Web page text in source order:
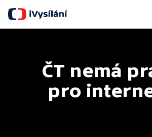
ČT nemá
pro